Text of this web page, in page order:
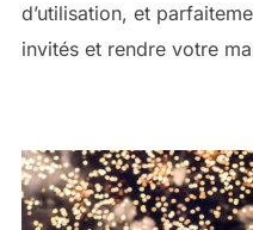
d’utilisation, et
invités et rendre votre